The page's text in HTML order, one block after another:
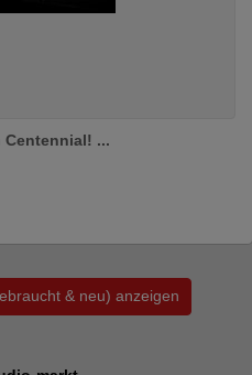
...
& neu) anzeigen